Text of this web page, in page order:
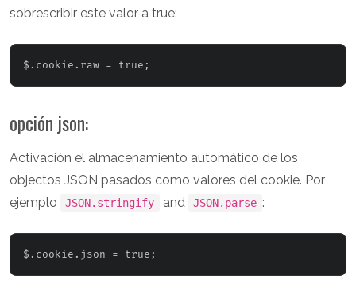
sobrescribir este valor a true:
opción json:
Activación el almacenamiento automático de los
objectos JSON pasados como valores del cookie. Por
ejemplo
JSON.stringify and JSON.parse :